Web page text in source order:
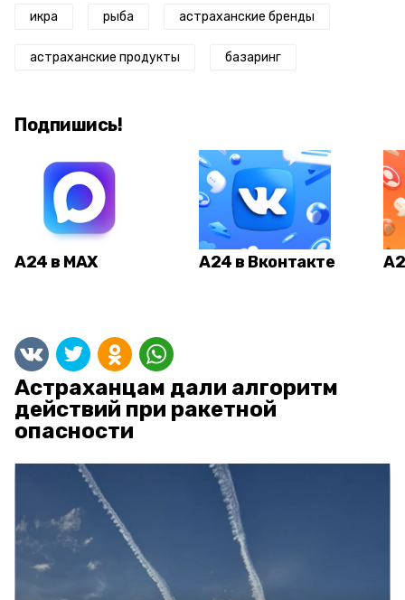
икра рыба астраханские бренды
астраханские продукты базаринг
Подпишись!
А24 в MAX А24 в Вконтакте
Астраханцам дали алгоритм
действий при ракетной
опасности